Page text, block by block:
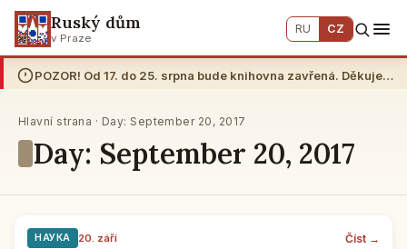
Ruský dům
v Praze
RU CZ
POZOR! Od 17. do 25. srpna bude knihovna zavřená. Děkujeme za pochopení.
Hlavní strana · Day: September 20, 2017
Day: September 20, 2017
НАУКА 20. září Číst →